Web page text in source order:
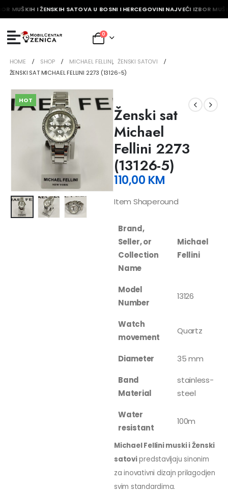
MUŠKIH I ŽENSKIH SATOVA U BOSNI I HERCEGOVINI NAJVEĆI IZBOR
0
HOME SHOP MICHAEL FELLINI, ŽENSKI SATOVI
ŽENSKI SAT MICHAEL FELLINI 2273 (13126-5)
HOT
Ženski sat
Michael
Fellini 2273
(13126-5)
110,00 KM
Item Shaperound
Brand,
Seller, or
Collection
Name
Michael
Fellini
Model
Number
13126
Watch
movement
Quartz
Diameter
35 mm
Band
Material
stainless-
steel
Water
resistant
100m
Michael Fellini muski i Ženski
satovipredstavljaju sinonim
za inovativni dizajn prilagodjen
svim standardima.